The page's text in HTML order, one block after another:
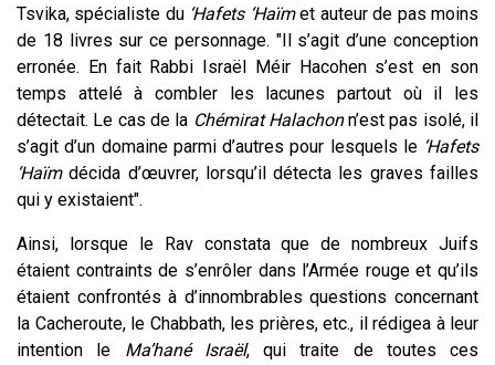
Tsvika, spécialiste du ‘Hafets ‘Haïmet auteur de pas moins
de 18 livres sur ce personnage. "Il s’agit d’une conception
erronée. En fait Rabbi Israël Méir Hacohen s’est en son
temps attelé à combler les lacunes partout où il les
détectait. Le cas de la Chémirat Halachonn’est pas isolé, il
s’agit d’un domaine parmi d’autres pour lesquels le ‘Hafets
‘Haïmdécida d’œuvrer, lorsqu’il détecta les graves failles
qui y existaient".
Ainsi, lorsque le Rav constata que de nombreux Juifs
étaient contraints de s’enrôler dans l’Armée rouge et qu’ils
étaient confrontés à d’innombrables questions concernant
la Cacheroute, le Chabbath, les prières, etc., il rédigea à leur
intention le Ma’hané Israël, qui traite de toutes ces